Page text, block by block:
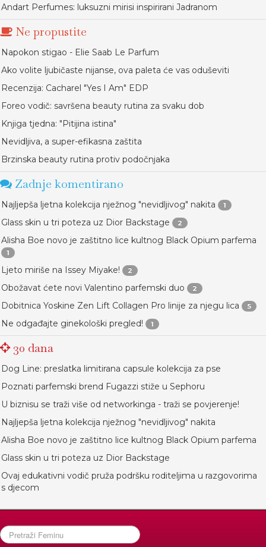
Andart Perfumes: luksuzni mirisi inspirirani Jadranom
Ne propustite
Napokon stigao - Elie Saab Le Parfum
Ako volite ljubičaste nijanse, ova paleta će vas oduševiti
Recenzija: Cacharel "Yes I Am" EDP
Foreo vodič: savršena beauty rutina za svaku dob
Knjiga tjedna: "Pitijina istina"
Nevidljiva, a super-efikasna zaštita
Brzinska beauty rutina protiv podočnjaka
Zadnje komentirano
Najljepša ljetna kolekcija nježnog "nevidljivog" nakita 1
Glass skin u tri poteza uz Dior Backstage 2
Alisha Boe novo je zaštitno lice kultnog Black Opium parfema
1
Ljeto miriše na Issey Miyake! 2
Obožavat ćete novi Valentino parfemski duo 2
Dobitnica Yoskine Zen Lift Collagen Pro linije za njegu lica 5
Ne odgađajte ginekološki pregled! 1
30 dana
Dog Line: preslatka limitirana capsule kolekcija za pse
Poznati parfemski brend Fugazzi stiže u Sephoru
U biznisu se traži više od networkinga - traži se povjerenje!
Najljepša ljetna kolekcija nježnog "nevidljivog" nakita
Alisha Boe novo je zaštitno lice kultnog Black Opium parfema
Glass skin u tri poteza uz Dior Backstage
Ovaj edukativni vodič pruža podršku roditeljima u razgovorima
s djecom